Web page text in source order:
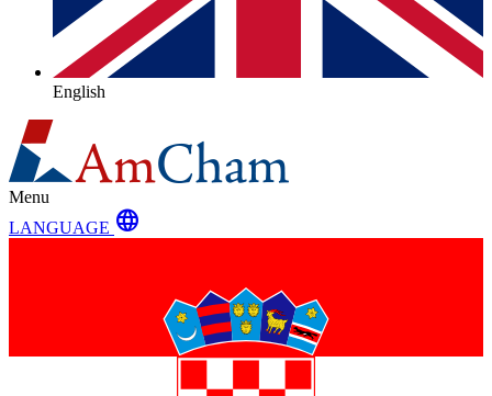
English
Menu
LANGUAGE language